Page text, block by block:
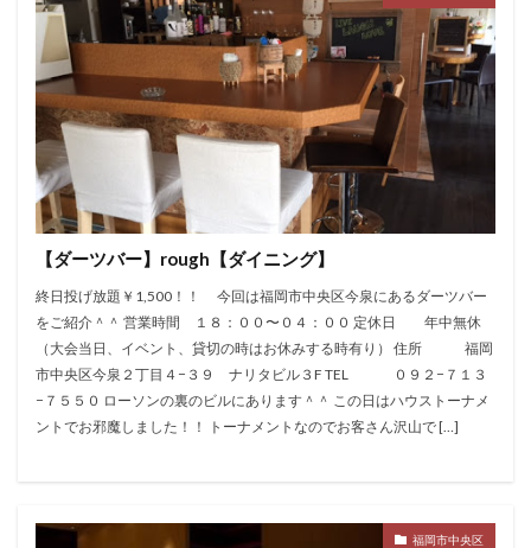
【ダーツバー】rough【ダイニング】
終日投げ放題￥1,500！！ 今回は福岡市中央区今泉にあるダーツバー
をご紹介＾＾ 営業時間 １８：００〜０４：００ 定休日 年中無休
（大会当日、イベント、貸切の時はお休みする時有り） 住所 福岡
市中央区今泉２丁目４−３９ ナリタビル３F TEL ０９２−７１３
−７５５０ ローソンの裏のビルにあります＾＾ この日はハウストーナメ
ントでお邪魔しました！！ トーナメントなのでお客さん沢山で […]
福岡市中央区